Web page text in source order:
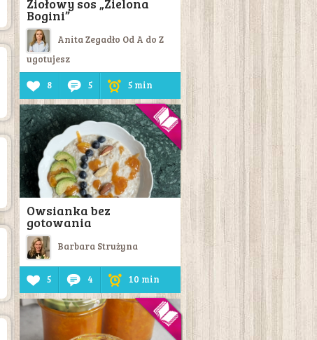
Ziołowy sos „Zielona
Bogini”
Anita Zegadło Od A do Z
ugotujesz
8 5 5 min
Owsianka bez
gotowania
Barbara Strużyna
5 4 10 min